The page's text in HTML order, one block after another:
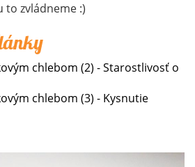
to zvládneme :)
chlebom (2) - Starostlivosť o
chlebom (3) - Kysnutie